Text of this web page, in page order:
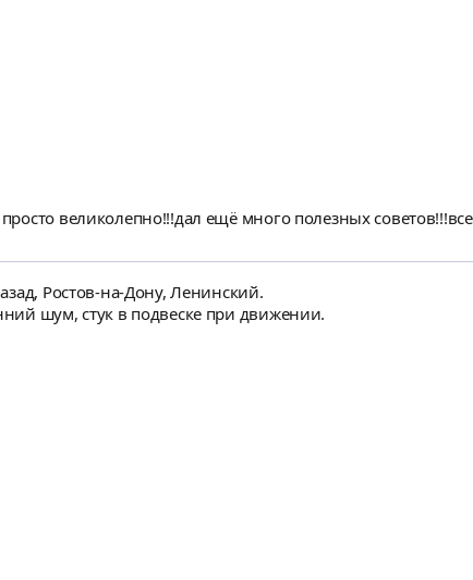
великолепно!!!дал ещё много полезных
Ростов-на-Дону, Ленинский.
шум, стук в подвеске при движении.